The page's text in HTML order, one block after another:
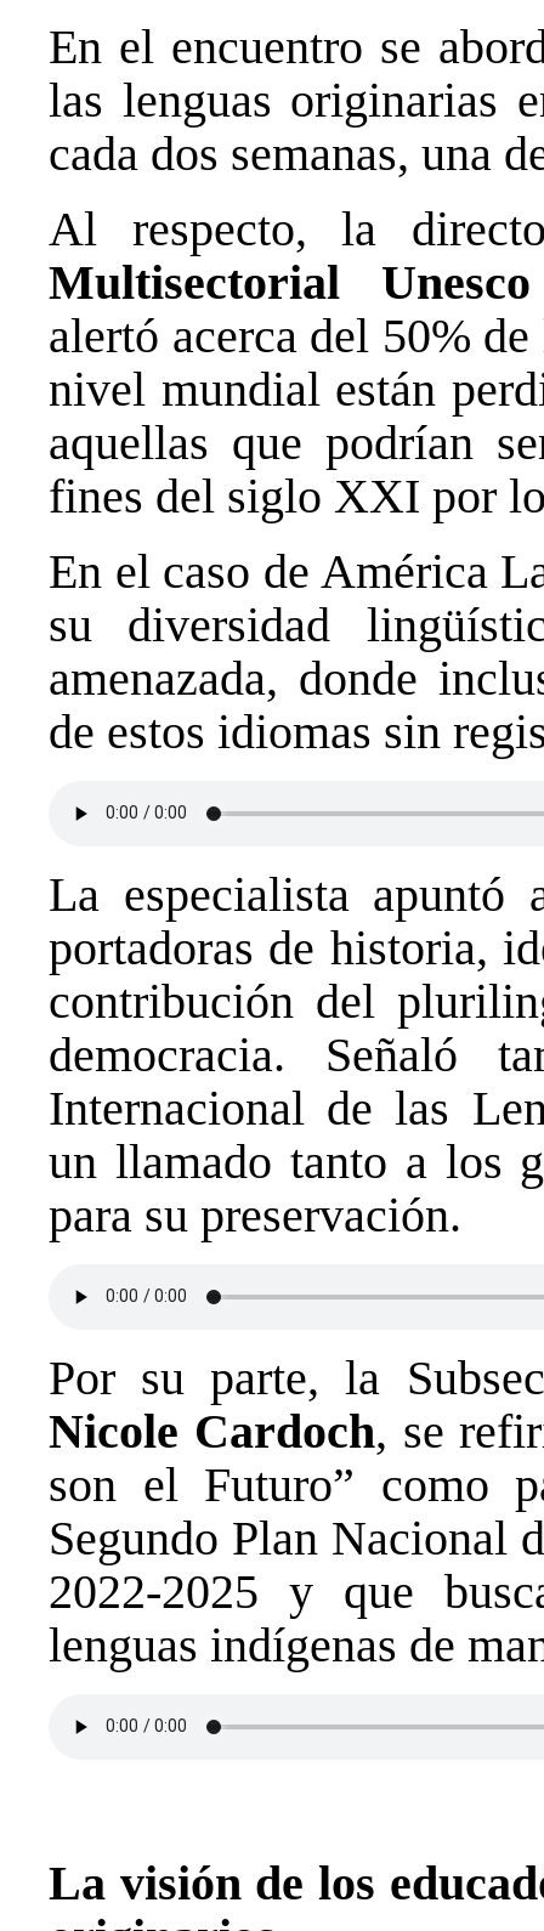
En el encuentro se
las lenguas originarias
cada dos semanas, una
Al respecto, la
Multisectorial
alertó acerca del 50%
nivel mundial están
aquellas que podrían
fines del siglo XXI por
En el caso de América
su diversidad
amenazada, donde
de estos idiomas sin
La especialista
portadoras de historia,
contribución del
democracia.
Internacional de las
un llamado tanto a los
para su preservación.
Por su parte, la
Nicole Cardoch, se
son el Futuro” como
Segundo Plan Nacional
2022-2025 y que
lenguas indígenas de
La visión de los